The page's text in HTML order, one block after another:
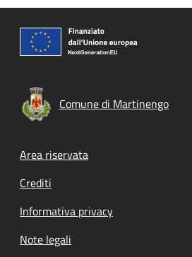
Comune di Martinengo
Footer menu
Area riservata
Crediti
Informativa privacy
Note legali